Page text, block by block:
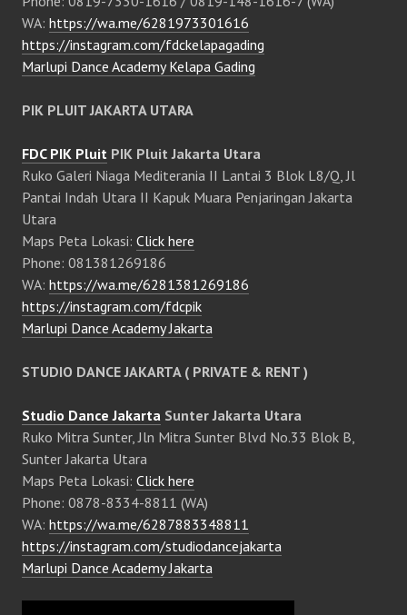
WA: https://wa.me/6281973301616
https://instagram.com/fdckelapagading
Marlupi Dance Academy Kelapa Gading
PIK PLUIT JAKARTA UTARA
FDC PIK Pluit PIK Pluit Jakarta Utara
Ruko Galeri Niaga Mediterania II Lantai 3 Blok L8/Q, Jl
Pantai Indah Utara II Kapuk Muara Penjaringan Jakarta
Utara
Maps Peta Lokasi: Click here
Phone: 081381269186
WA: https://wa.me/6281381269186
https://instagram.com/fdcpik
Marlupi Dance Academy Jakarta
STUDIO DANCE JAKARTA ( PRIVATE & RENT )
Studio Dance Jakarta Sunter Jakarta Utara
Ruko Mitra Sunter, Jln Mitra Sunter Blvd No.33 Blok B,
Sunter Jakarta Utara
Maps Peta Lokasi: Click here
Phone: 0878-8334-8811 (WA)
WA: https://wa.me/6287883348811
https://instagram.com/studiodancejakarta
Marlupi Dance Academy Jakarta